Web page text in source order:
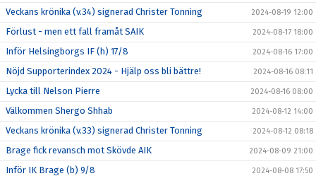
Veckans krönika (v.34) signerad Christer Tonning 2024-08-19 12:00
Förlust - men ett fall framåt SAIK 2024-08-17 18:00
Inför Helsingborgs IF (h) 17/8 2024-08-16 17:00
Nöjd Supporterindex 2024 - Hjälp oss bli bättre! 2024-08-16 08:11
Lycka till Nelson Pierre 2024-08-16 08:00
Välkommen Shergo Shhab 2024-08-12 14:00
Veckans krönika (v.33) signerad Christer Tonning 2024-08-12 08:18
Brage fick revansch mot Skövde AIK 2024-08-09 21:00
Inför IK Brage (b) 9/8 2024-08-08 17:50